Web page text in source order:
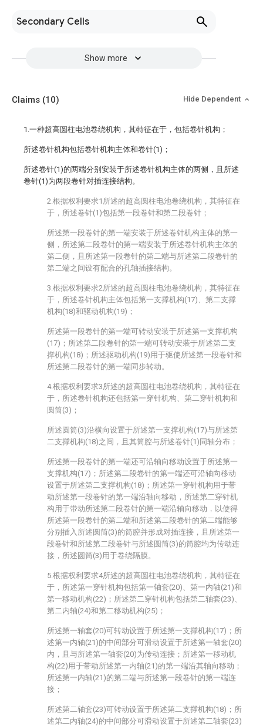
Secondary Cells
Show more
Claims (10) Hide Dependent
1.一种超高圆柱电池卷绕机构，其特征在于，包括卷针机构；
所述卷针机构包括卷针机构主体和卷针(1)；
所述卷针(1)的两端分别安装于所述卷针机构主体的两侧，且所述
卷针(1)为两段卷针对插连接结构。
2.根据权利要求1所述的超高圆柱电池卷绕机构，其特征在
于，所述卷针(1)包括第一段卷针和第二段卷针；
所述第一段卷针的第一端安装于所述卷针机构主体的第一
侧，所述第二段卷针的第一端安装于所述卷针机构主体的
第二侧，且所述第一段卷针的第二端与所述第二段卷针的
第二端之间设有配合的孔轴插接结构。
3.根据权利要求2所述的超高圆柱电池卷绕机构，其特征在
于，所述卷针机构主体包括第一支撑机构(17)、第二支撑
机构(18)和驱动机构(19)；
所述第一段卷针的第一端可转动安装于所述第一支撑机构
(17)；所述第二段卷针的第一端可转动安装于所述第二支
撑机构(18)；所述驱动机构(19)用于驱使所述第一段卷针和
所述第二段卷针的第一端同步转动。
4.根据权利要求3所述的超高圆柱电池卷绕机构，其特征在
于，所述卷针机构还包括第一穿针机构、第二穿针机构和
圆筒(3)；
所述圆筒(3)沿横向设置于所述第一支撑机构(17)与所述第
二支撑机构(18)之间，且其筒腔与所述卷针(1)同轴分布；
所述第一段卷针的第一端还可沿轴向移动设置于所述第一
支撑机构(17)；所述第二段卷针的第一端还可沿轴向移动
设置于所述第二支撑机构(18)；所述第一穿针机构用于带
动所述第一段卷针的第一端沿轴向移动，所述第二穿针机
构用于带动所述第二段卷针的第一端沿轴向移动，以使得
所述第一段卷针的第二端和所述第二段卷针的第二端能够
分别插入所述圆筒(3)的筒腔并形成对插连接，且所述第一
段卷针和所述第二段卷针与所述圆筒(3)的筒腔均为传动连
接，所述圆筒(3)用于卷绕隔膜。
5.根据权利要求4所述的超高圆柱电池卷绕机构，其特征在
于，所述第一穿针机构包括第一轴套(20)、第一内轴(21)和
第一移动机构(22)；所述第二穿针机构包括第二轴套(23)、
第二内轴(24)和第二移动机构(25)；
所述第一轴套(20)可转动设置于所述第一支撑机构(17)；所
述第一内轴(21)的中间部分可滑动设置于所述第一轴套(20)
内，且与所述第一轴套(20)为传动连接；所述第一移动机
构(22)用于带动所述第一内轴(21)的第一端沿其轴向移动；
所述第一内轴(21)的第二端与所述第一段卷针的第一端连
接；
所述第二轴套(23)可转动设置于所述第二支撑机构(18)；所
述第二内轴(24)的中间部分可滑动设置于所述第二轴套(23)